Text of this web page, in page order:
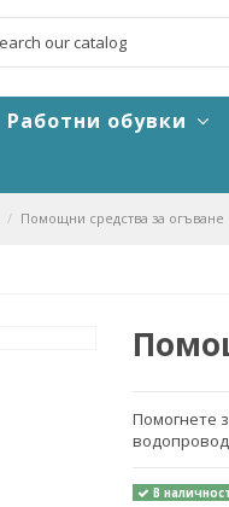
Работни обувки
Помощни средства за огъване
Помогнете
В